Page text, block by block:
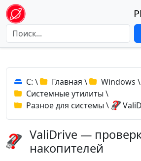
C: \ Главная \ Windows \
Системные утилиты \
Разное для системы \
ValiDrive —
накопителей